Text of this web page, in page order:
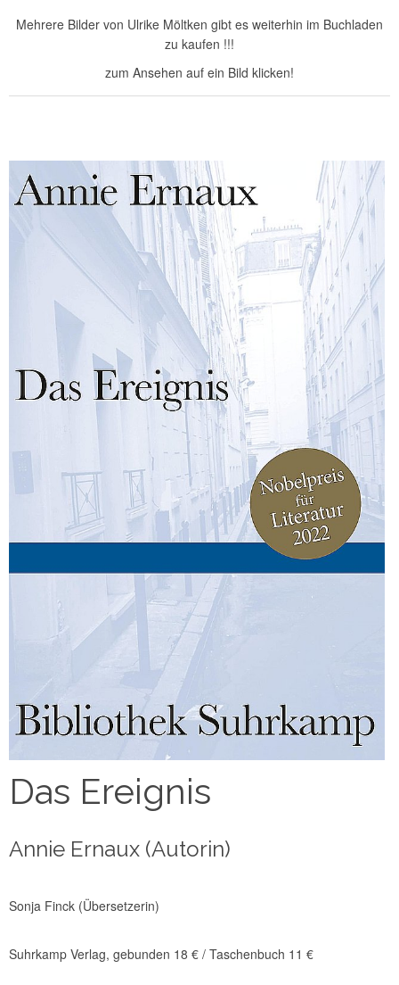
Mehrere Bilder von Ulrike Möltken gibt es weiterhin im Buchladen
zu kaufen !!!
zum Ansehen auf ein Bild klicken!
Das Ereignis
Annie Ernaux (Autorin)
Sonja Finck (Übersetzerin)
Suhrkamp Verlag, gebunden 18 € / Taschenbuch 11 €